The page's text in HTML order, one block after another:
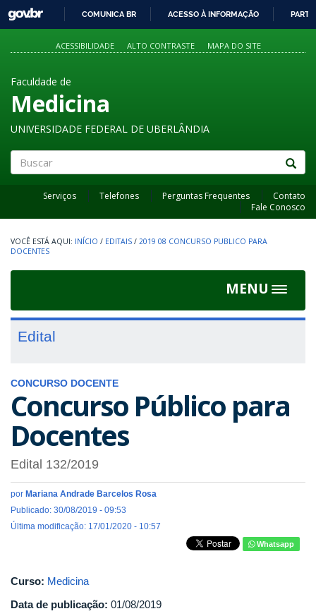
PARA
O
GOVBR
COMUNICA BR ACESSO À INFORMAÇÃO
ACESSIBILIDADE ALTO CONTRASTE MAPA DO SITE
Faculdade de
Medicina
UNIVERSIDADE FEDERAL DE UBERLÂNDIA
Serviços Telefones Perguntas Frequentes
Contato
Fale Conosco
INÍCIO / EDITAIS / 2019 08 CONCURSO PUBLICO PARA
DOCENTES
MENU
Toggle
Edital
CONCURSO DOCENTE
Concurso Público para
Docentes
Edital 132/2019
por Mariana Andrade Barcelos Rosa
Publicado: 30/08/2019 - 09:53
Última modificação: 17/01/2020 - 10:57
Whatsapp
Curso: Medicina
Data de publicação: 01/08/2019